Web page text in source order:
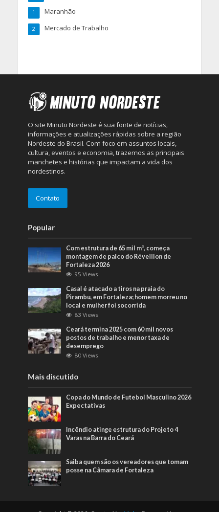
Maranhão
1
Mercado de Trabalho
2
O site Minuto Nordeste é sua fonte de notícias,
informações e atualizações rápidas sobre a região
Nordeste do Brasil. Com foco em assuntos locais,
cultura, eventos e economia, trazemos as principais
manchetes e histórias que impactam a vida dos
nordestinos.
Contato
Popular
Com estrutura de 65 mil m², começa
montagem de palco do Réveillon de
Fortaleza 2026
95 Views
Casal é atacado a tiros na praia do
Pirambu, em Fortaleza; homem morreu no
local e mulher foi socorrida
83 Views
Ceará termina 2025 com 60 mil novos
postos de trabalho e menor taxa de
desemprego
80 Views
Mais discutido
Copa do Mundo de Futebol Masculino 2026
Expectativas
Incêndio atinge estrutura do Projeto 4
Varas na Barra do Ceará
Saiba quem são os vereadores que tomam
posse na Câmara de Fortaleza